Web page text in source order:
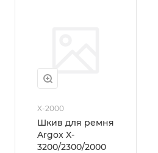
X-2000
Шкив для ремня
Argox X-
3200/2300/2000